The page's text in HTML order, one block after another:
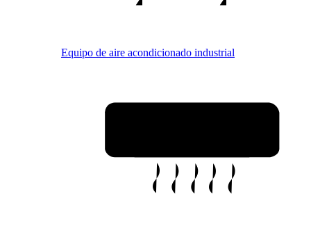
Equipo de aire acondicionado industrial